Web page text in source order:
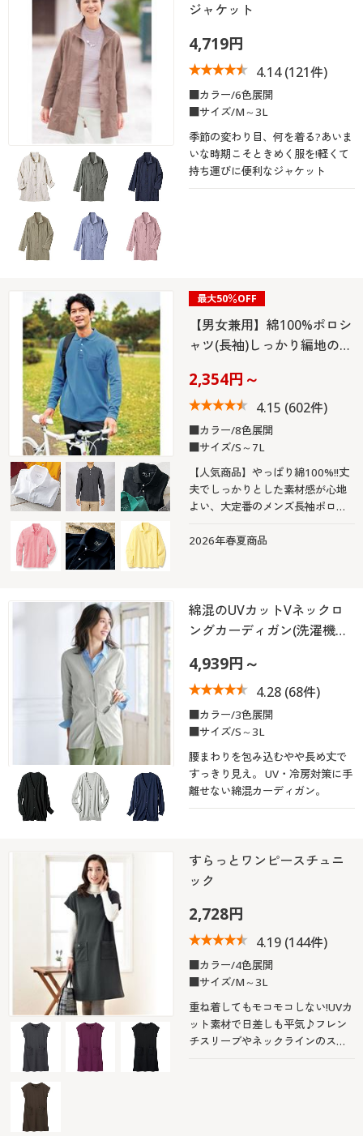
ジャケット
4,719円
4.14(121件)
■カラー/6色展開
■サイズ/M～3L
季節の変わり目、何を着る?あいま
いな時期こそときめく服を!軽くて
持ち運びに便利なジャケット
最大50％OFF
【男女兼用】綿100%ポロシ
ャツ(長袖)しっかり編地の…
2,354円～
4.15 (602件)
■カラー/8色展開
■サイズ/S～7L
【人気商品】やっぱり綿100%!!丈
夫でしっかりとした素材感が心地
よい、大定番のメンズ長袖ポロシ
2026年春夏商品
綿混のUVカットVネックロ
ングカーディガン(洗濯機…
4,939円～
4.28(68件)
■カラー/3色展開
■サイズ/S～3L
腰まわりを包み込むやや長め丈で
すっきり見え。 UV・冷房対策に手
離せない綿混カーディガン。
すらっとワンピースチュニ
ック
2,728円
4.19(144件)
■カラー/4色展開
■サイズ/M～3L
重ね着してもモコモコしない!UVカ
ット素材で日差しも平気♪フレン
チスリーブやネックラインのスリ